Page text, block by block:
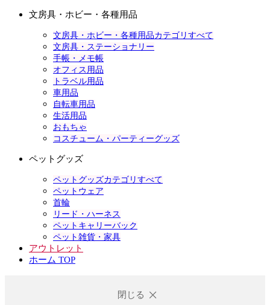
文房具・ホビー・各種用品
文房具・ホビー・各種用品カテゴリすべて
文房具・ステーショナリー
手帳・メモ帳
オフィス用品
トラベル用品
車用品
自転車用品
生活用品
おもちゃ
コスチューム・パーティーグッズ
ペットグッズ
ペットグッズカテゴリすべて
ペットウェア
首輪
リード・ハーネス
ペットキャリーバック
ペット雑貨・家具
アウトレット
ホーム TOP
閉じる